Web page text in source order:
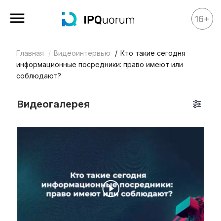
Все материалы
Аналитика
Legal review
События
16+
Главная Видеоинтервью
Кто такие сегодня
информационные посредники: право имеют или
соблюдают?
Видеогалерея